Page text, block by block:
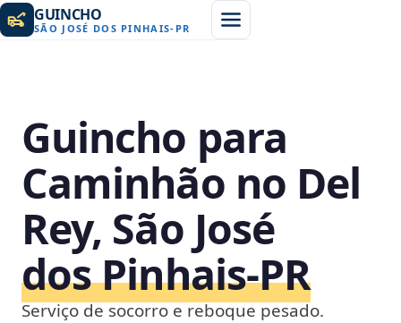
GUINCHO
SÃO JOSÉ DOS PINHAIS- PR
Guincho para
Caminhão no Del
Rey, São José
dos Pinhais‑PR
Serviço de socorro e reboque pesado.